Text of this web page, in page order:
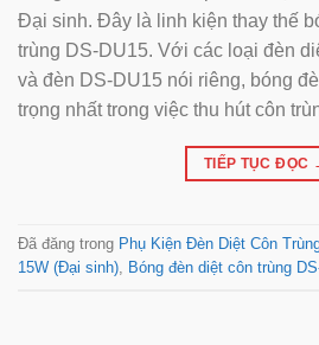
Đại sinh. Đây là linh kiện thay thế
trùng DS-DU15. Với các loại đèn
và đèn DS-DU15 nói riêng, bóng
trọng nhất trong việc thu hút côn
TIẾP TỤC ĐỌC
Đã đăng trong Phụ Kiện Đèn Diệt Côn
15W (Đại sinh), Bóng đèn diệt côn trùng